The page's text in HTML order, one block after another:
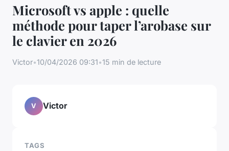
Microsoft vs apple : quelle
méthode pour taper l’arobase sur
le clavier en 2026
Victor•10/04/2026 09:31•15 min de lecture
V Victor
TAGS